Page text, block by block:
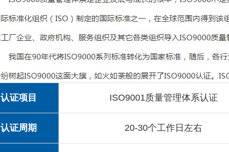
认证项目 ISO9001质量管理体系认证
认证周期 20-30个工作日左右